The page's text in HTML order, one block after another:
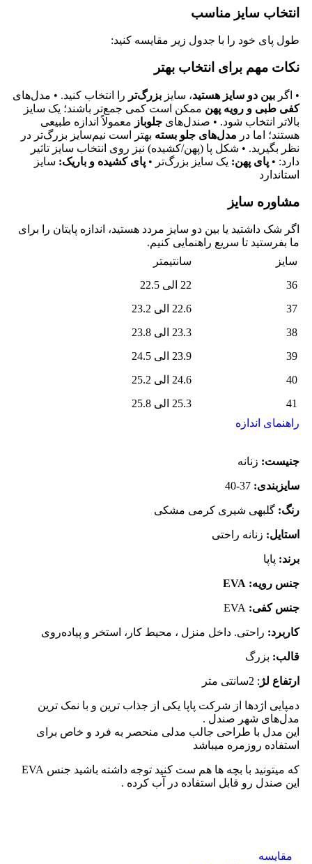
انتخاب سایز مناسب
طول پای خود را با جدول زیر مقایسه کنید:
نکات مهم برای انتخاب بهتر
• اگر بین دو سایز هستید، سایز بزرگ‌تر را انتخاب کنید. • مدل‌های
کفی طبی و رویه پهن ممکن است کمی جمع‌تر باشند؛ یک سایز
بالاتر انتخاب شود. • صندل‌های جلوباز معمولاً اندازه طبیعی
هستند؛ اما در مدل‌های جلو بسته بهتر است نیم‌سایز بزرگ‌تر در
نظر بگیرید. • شکل پا (پهن/کشیده) نیز روی انتخاب سایز تاثیر
دارد: • پای پهن: یک سایز بزرگ‌تر • پای کشیده و باریک: سایز
استاندارد
مشاوره سایز
اگر شک داشتید یا بین دو سایز مردد هستید، اندازه پایتان را برای
ما بفرستید تا سریع راهنمایی کنیم.
سایز
سانتیمتر
36
22 الی 22.5
37
22.6 الی 23.2
38
23.3 الی 23.8
39
23.9 الی 24.5
40
24.6 الی 25.2
41
25.3 الی 25.8
راهنمای اندازه
جنیست: زنانه
سایزبندی:
رنگ: گلبهی شیری کرمی مشکی
استایل: زنانه راحتی
برند: پاپا
جنس رویه: EVA
جنس کفی:
کاربرد: راحتی. داخل منزل ، محیط کار، استخر و پیاده‌روی
قالب: بزرگ
ارتفاع لژ : 2سانتی متر
دمپایی اژدها از شرکت پاپا یکی از جذاب ترین و با نمک ترین
مدل‌های شهر صندل .
این مدل با طراحی جالب مدلی منحصر به فرد و خاص برای
استفاده روزمره میباشد
این صندل رو قابل استفاده در آب کرده .
مقایسه